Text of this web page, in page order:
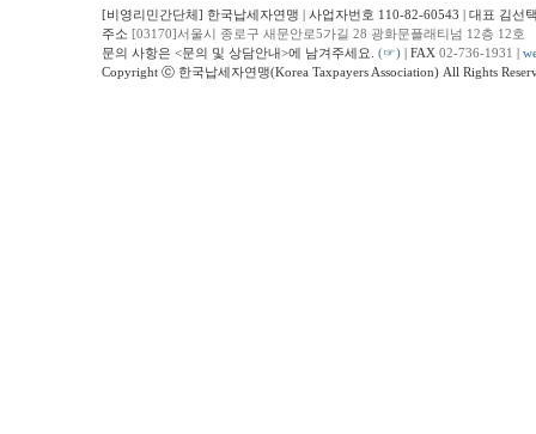
[비영리민간단체] 한국납세자연맹 | 사업자번호 110-82-60543 | 대표 김선
주소 [03170]서울시 종로구 새문안로5가길 28 광화문플래티넘 12층 12호
문의 사항은 <문의 및 상담안내>에 남겨주세요. (☞) | FAX 02-736-1931 |
Copyright ⓒ 한국납세자연맹(Korea Taxpayers Association) All Rights